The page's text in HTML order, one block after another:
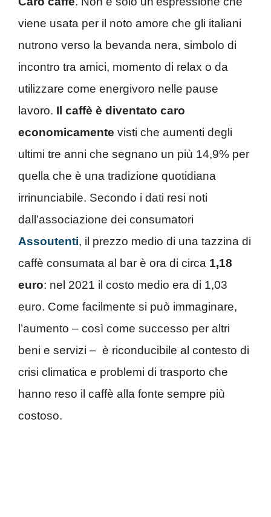
viene usata per il noto amore che gli italiani
nutrono verso la bevanda nera, simbolo di
incontro tra amici, momento di relax o da
utilizzare come energivoro nelle pause
lavoro. Il caffè è diventato caro
economicamente visti che aumenti degli
ultimi tre anni che segnano un più 14,9% per
quella che è una tradizione quotidiana
irrinunciabile. Secondo i dati resi noti
dall’associazione dei consumatori
Assoutenti, il prezzo medio di una tazzina di
caffè consumata al bar è ora di circa 1,18
euro: nel 2021 il costo medio era di 1,03
euro. Come facilmente si può immaginare,
l’aumento – così come successo per altri
beni e servizi – è riconducibile al contesto di
crisi climatica e problemi di trasporto che
hanno reso il caffè alla fonte sempre più
costoso.